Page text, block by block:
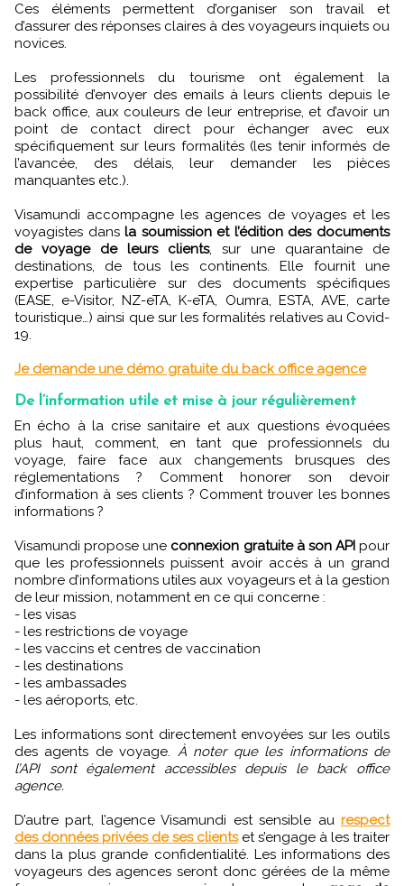
Ces éléments permettent d’organiser son travail et
d’assurer des réponses claires à des voyageurs inquiets ou
novices.
Les professionnels du tourisme ont également la
possibilité d’envoyer des emails à leurs clients depuis le
back office, aux couleurs de leur entreprise, et d’avoir un
point de contact direct pour échanger avec eux
spécifiquement sur leurs formalités (les tenir informés de
l’avancée, des délais, leur demander les pièces
manquantes etc.).
Visamundi accompagne les agences de voyages et les
voyagistes dansla soumission et l’édition des documents
de voyage de leurs clients, sur une quarantaine de
destinations, de tous les continents. Elle fournit une
expertise particulière sur des documents spécifiques
(EASE, e-Visitor, NZ-eTA, K-eTA, Oumra, ESTA, AVE, carte
touristique…) ainsi que sur les formalités relatives au Covid-
19.
Je demande une démo gratuite du back office agence
De l’information utile et mise à jour régulièrement
En écho à la crise sanitaire et aux questions évoquées
plus haut, comment, en tant que professionnels du
voyage, faire face aux changements brusques des
réglementations ? Comment honorer son devoir
d’information à ses clients ? Comment trouver les bonnes
informations ?
Visamundi propose une connexion gratuite à son APIpour
que les professionnels puissent avoir accès à un grand
nombre d’informations utiles aux voyageurs et à la gestion
de leur mission, notamment en ce qui concerne :
- les visas
- les restrictions de voyage
- les vaccins et centres de vaccination
- les destinations
- les ambassades
- les aéroports, etc.
Les informations sont directement envoyées sur les outils
des agents de voyage. À noter que les informations de
l’API sont également accessibles depuis le back office
agence.
D’autre part, l’agence Visamundi est sensible au respect
des données privées de ses clientset s’engage à les traiter
dans la plus grande confidentialité. Les informations des
voyageurs des agences seront donc gérées de la même